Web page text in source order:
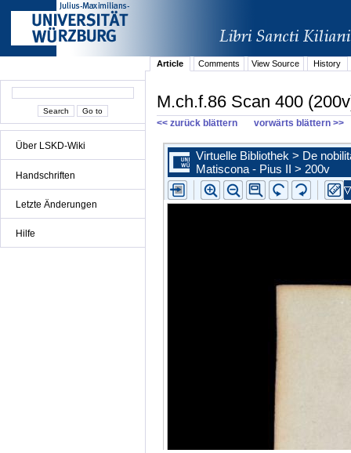
Über LSKD-Wiki
Handschriften
Letzte Änderungen
Hilfe
Article Comments View Source History
M.ch.f.86 Scan 400
<< zurück blättern vorwärts blättern >>